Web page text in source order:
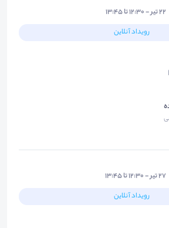
۲۲ تیر - ۱۲:۳۰ تا ۱۳:۴۵
رویداد آنلاین
۲۷ تیر - ۱۲:۳۰ تا ۱۳:۴۵
رویداد آنلاین